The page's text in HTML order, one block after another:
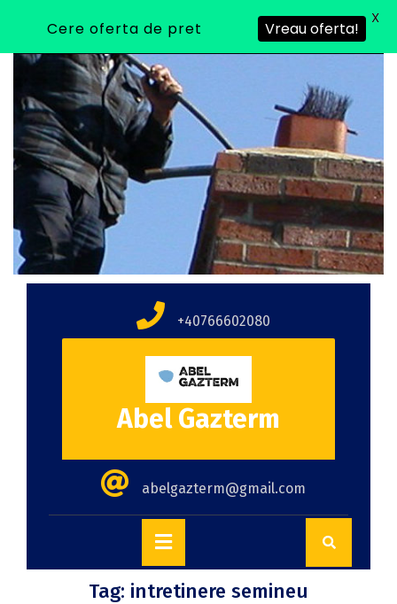
+40766602080
Abel Gazterm
abelgazterm@gmail.com
Tag: intretinere semineu
Cere oferta de pret Vreau oferta!
X